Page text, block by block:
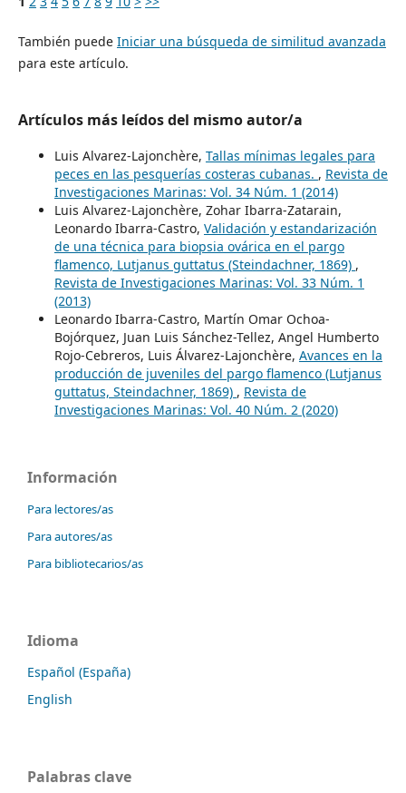
También puede Iniciar una búsqueda de similitud avanzada
para este artículo.
Artículos más leídos del mismo autor/a
Luis Alvarez-Lajonchère, Tallas mínimas legales para
peces en las pesquerías costeras cubanas. , Revista de
Investigaciones Marinas: Vol. 34 Núm. 1 (2014)
Luis Alvarez-Lajonchère, Zohar Ibarra-Zatarain,
Leonardo Ibarra-Castro, Validación y estandarización
de una técnica para biopsia ovárica en el pargo
flamenco, Lutjanus guttatus (Steindachner, 1869) ,
Revista de Investigaciones Marinas: Vol. 33 Núm. 1
(2013)
Leonardo Ibarra-Castro, Martín Omar Ochoa-
Bojórquez, Juan Luis Sánchez-Tellez, Angel Humberto
Rojo-Cebreros, Luis Álvarez-Lajonchère, Avances en la
producción de juveniles del pargo flamenco (Lutjanus
guttatus, Steindachner, 1869) , Revista de
Investigaciones Marinas: Vol. 40 Núm. 2 (2020)
Información
Para lectores/as
Para autores/as
Para bibliotecarios/as
Idioma
Español (España)
English
Palabras clave